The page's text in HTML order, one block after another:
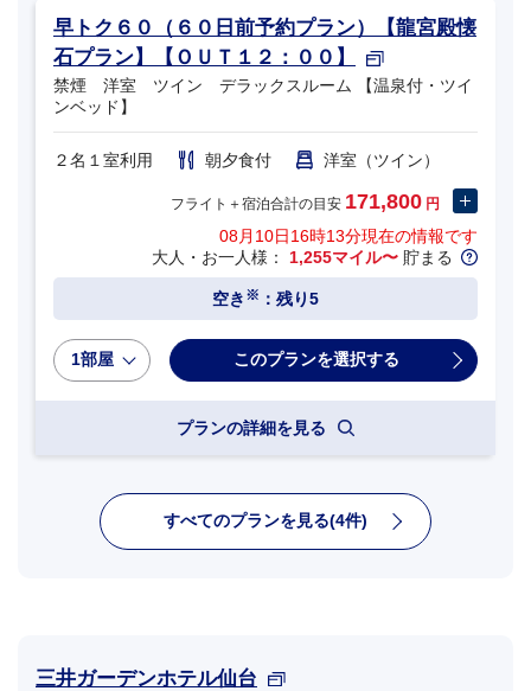
早トク６０（６０日前予約プラン）【龍宮殿懐
石プラン】【ＯＵＴ１２：００】
禁煙 洋室 ツイン デラックスルーム 【温泉付・ツイ
ンベッド】
２名１室利用 朝夕食付 洋室（ツイン）
フライト＋宿泊合計の目安 171,800 円
08月10日16時13分現在の情報です
大人・お一人様： 1,255マイル〜 貯まる
空き ※ ：残り5
1部屋
プランの詳細を見る
すべてのプランを見る(4件)
三井ガーデンホテル仙台